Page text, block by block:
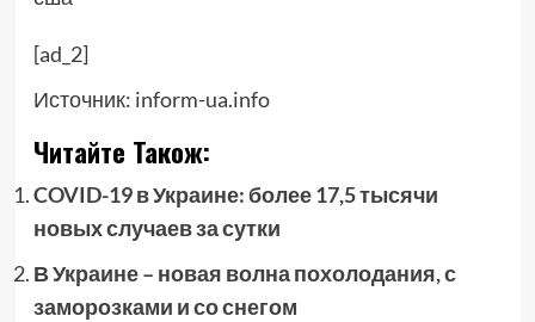
[ad_2]
Источник: inform-ua.info
Читайте Також:
COVID-19 в Украине: более 17,5 тысячи
новых случаев за сутки
В Украине – новая волна похолодания, с
заморозками и со снегом